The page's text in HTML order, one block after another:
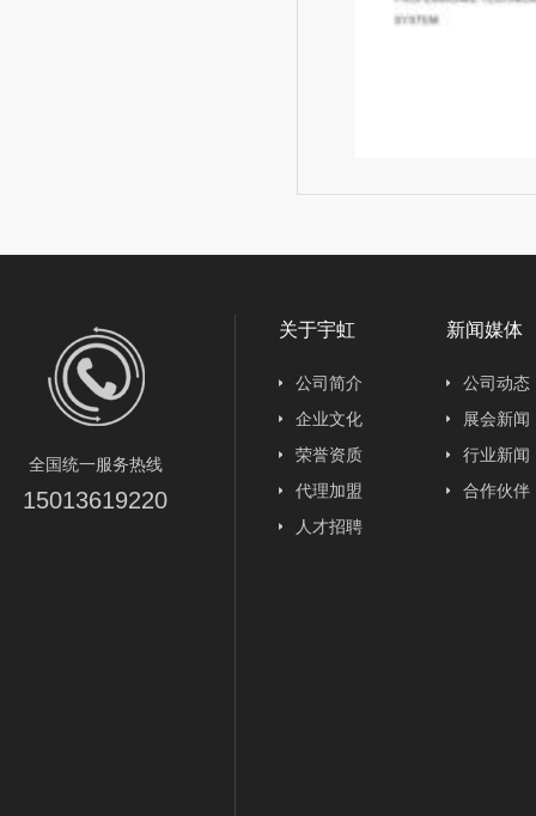
全国统一服务热线
15013619220
关于宇虹
公司简介
企业文化
荣誉资质
代理加盟
人才招聘
新闻媒体
公司动态
展会新闻
行业新闻
合作伙伴